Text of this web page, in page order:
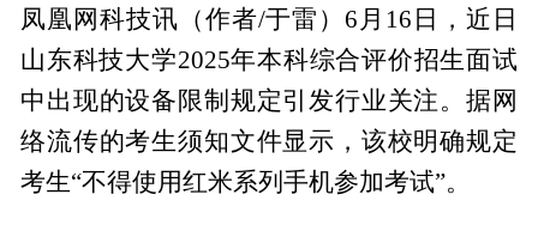
凤凰网科技讯（作者/于雷）6月16日，近日
山东科技大学2025年本科综合评价招生面试
中出现的设备限制规定引发行业关注。据网
络流传的考生须知文件显示，该校明确规定
考生“不得使用红米系列手机参加考试”。